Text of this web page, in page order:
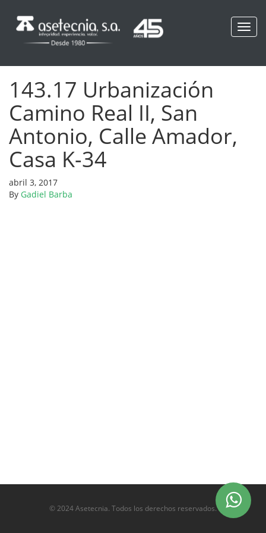
143.17 Urbanización
Camino Real II, San
Antonio, Calle Amador,
Casa K-34
abril 3, 2017
By Gadiel Barba
© 2024 Asetecnia. Todos los derechos reservados.